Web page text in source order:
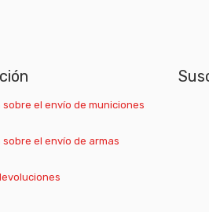
el envío de municiones
el envío de armas